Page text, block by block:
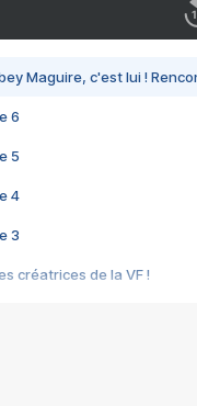
Maguire, c'est lui !
6
5
4
3
créatrices de la VF !